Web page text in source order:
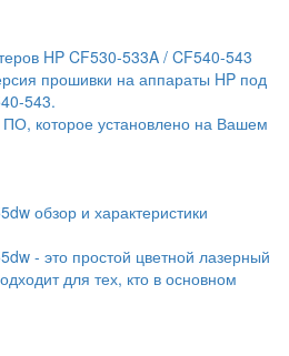
HP CF530-533A / CF540-543
прошивки на аппараты HP под
543.
которое установлено на Вашем
обзор и характеристики
- это простой цветной лазерный
для тех, кто в основном